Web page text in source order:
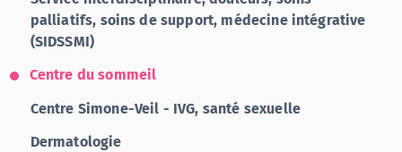
palliatifs, soins de support, médecine intégrative
(SIDSSMI)
Centre du sommeil
Centre Simone-Veil - IVG, santé sexuelle
Dermatologie